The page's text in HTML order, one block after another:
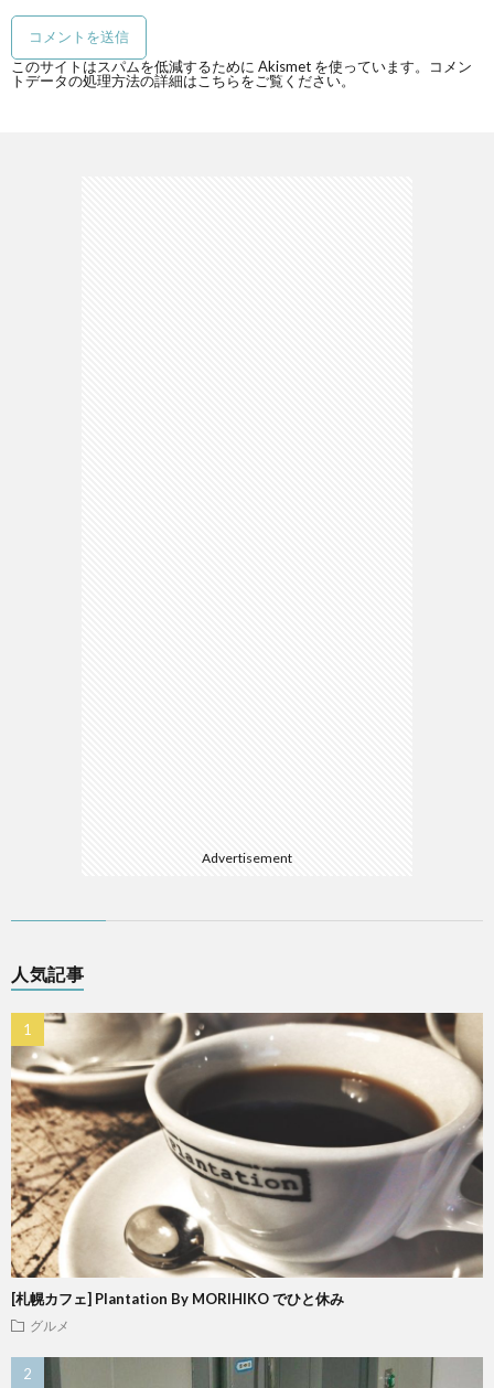
このサイトはスパムを低減するために Akismet を使っています。
コメン
トデータの処理方法の詳細はこちらをご覧ください。
Advertisement
人気記事
[札幌カフェ] Plantation By MORIHIKO でひと休み
グルメ